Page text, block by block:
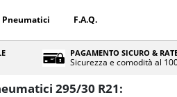
Pneumatici F.A.Q.
PAGAMENTO SICURO &
Sicurezza e comodità al
295/30 R21: